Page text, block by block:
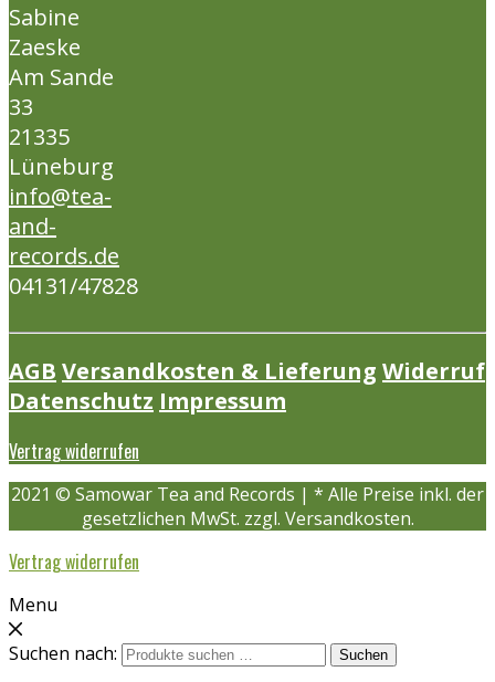
Sabine
Zaeske
Am Sande
33
21335
Lüneburg
info@tea-
and-
records.de
04131/47828
AGB Versandkosten & Lieferung Widerruf
Datenschutz Impressum
Vertrag widerrufen
2021 © Samowar Tea and Records | * Alle Preise inkl. der
gesetzlichen MwSt. zzgl. Versandkosten.
Vertrag widerrufen
Menu
Suchen nach:
Suchen